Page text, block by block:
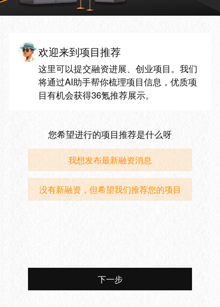
欢迎来到项目推荐
这里可以提交融资进展、创业项目。我们
将通过AI助手帮你梳理项目信息，优质项
目有机会获得36氪推荐展示。
您希望进行的项目推荐是什么呀
我想发布最新融资消息
没有新融资，但希望我们推荐您的项目
下一步